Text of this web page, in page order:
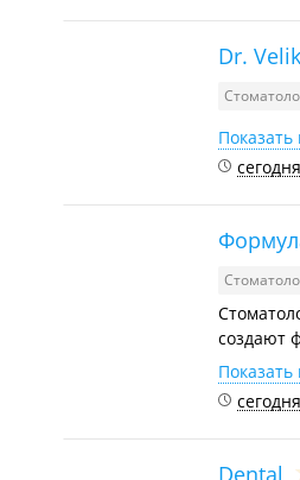
Dr.
Показать
создают
Показать
Dental